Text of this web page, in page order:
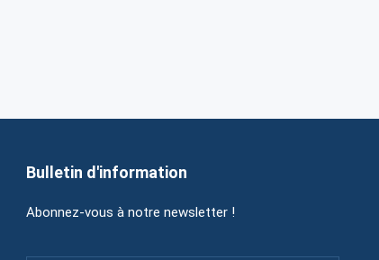
Bulletin d'information
Abonnez-vous à notre newsletter !